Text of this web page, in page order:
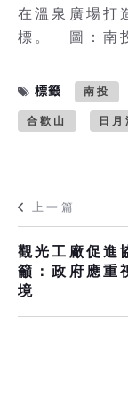
在溫泉廣場打
標。 圖：南
標籤 南投
合歡山 日月
上一篇
觀光工廠促進
籲：政府應重
境